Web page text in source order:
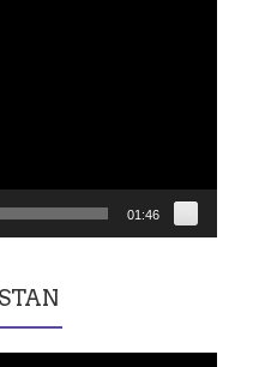
01:46